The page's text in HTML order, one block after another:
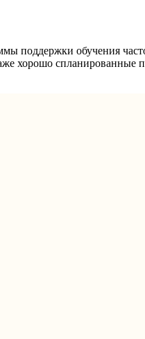
поддержки обучения
хорошо спланированные